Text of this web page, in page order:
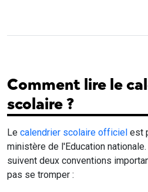
Comment lire le
scolaire ?
Le calendrier scolaire officiel est
ministère de l'Education
suivent deux conventions
pas se tromper :